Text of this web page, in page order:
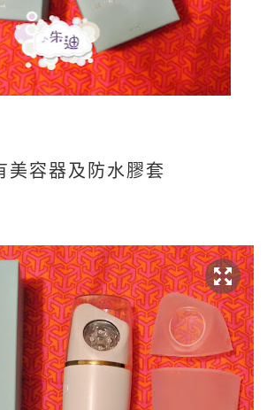
美容器及防水膠套